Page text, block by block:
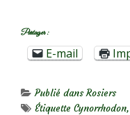
Partager :
E-mail
Publié dansRosiers
Étiquette Cynorrhodon,